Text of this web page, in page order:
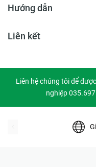
Hướng dẫn
Liên kết
Liên hệ chúng tôi để
nghiệp